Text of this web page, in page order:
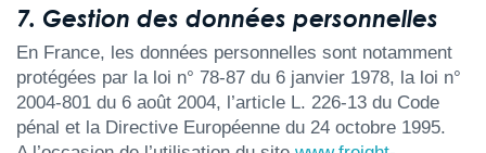
7. Gestion des données personnelles
En France, les données personnelles sont notamment
protégées par la loi n° 78-87 du 6 janvier 1978, la loi n°
2004-801 du 6 août 2004, l’article L. 226-13 du Code
pénal et la Directive Européenne du 24 octobre 1995.